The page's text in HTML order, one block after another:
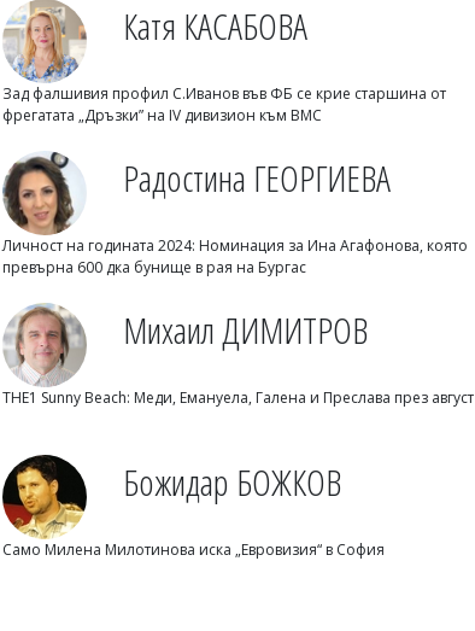
Катя КАСАБОВА
Зад фалшивия профил С.Иванов във ФБ се крие старшина от
фрегатата „Дръзки” на IV дивизион към ВМС
Радостина ГЕОРГИЕВА
Личност на годината 2024: Номинация за Ина Агафонова, която
превърна 600 дка бунище в рая на Бургас
Михаил ДИМИТРОВ
THE1 Sunny Beach: Меди, Емануела, Галена и Преслава през август
Божидар БОЖКОВ
Само Милена Милотинова иска „Евровизия“ в София